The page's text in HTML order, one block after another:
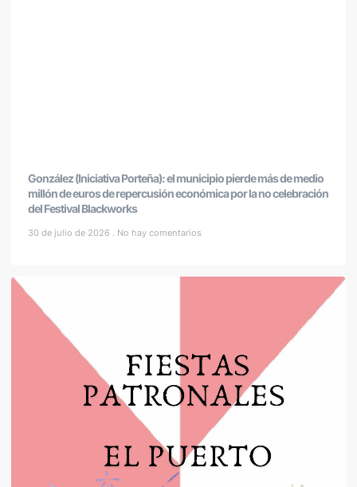
González (Iniciativa Porteña): el municipio pierde más de medio
millón de euros de repercusión económica por la no celebración
del Festival Blackworks
30 de julio de 2026 No hay comentarios